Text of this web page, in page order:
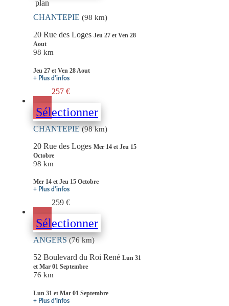
plan
CHANTEPIE (98 km)
20 Rue des Loges Jeu 27 et Ven 28
Aout
98 km
Jeu 27 et Ven 28 Aout
+ Plus d'infos
257 €
Sélectionner
CHANTEPIE(98 km)
20 Rue des Loges Mer 14 et Jeu 15
Octobre
98 km
Mer 14 et Jeu 15 Octobre
+ Plus d'infos
259 €
Sélectionner
ANGERS(76 km)
52 Boulevard du Roi René Lun 31
et Mar 01 Septembre
76 km
Lun 31 et Mar 01 Septembre
+ Plus d'infos